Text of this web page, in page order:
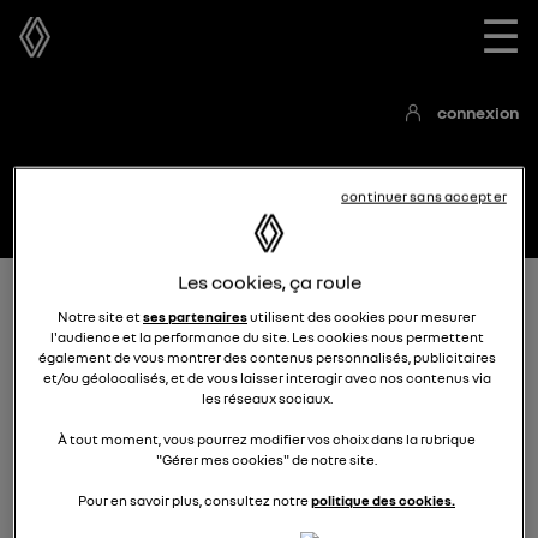
☰
connexion
Les véhicules ou systèmes multimédias hybrides rechargeables
Les cookies, ça roule
Notre site etses partenairesutilisent des cookies pour mesurer
l'audience et la performance du site. Les cookies nous permettent
également de vous montrer des contenus personnalisés, publicitaires
et/ou géolocalisés, et de vous laisser interagir avec nos contenus via
les réseaux sociaux.
À tout moment, vous pourrez modifier vos choix dans la rubrique
"Gérer mes cookies" de notre site.
Pour en savoir plus, consultez notrepolitique des cookies.
continuer sans accepter